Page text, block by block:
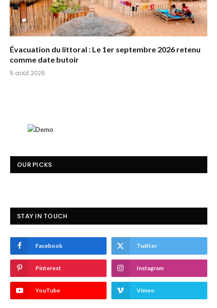
Évacuation du littoral : Le 1er septembre 2026 retenu
comme date butoir
5 août 2026
OUR PICKS
STAY IN TOUCH
Facebook Twitter
Pinterest Instagram
YouTube Vimeo